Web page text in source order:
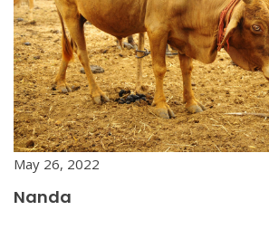
May 26, 2022
Nanda